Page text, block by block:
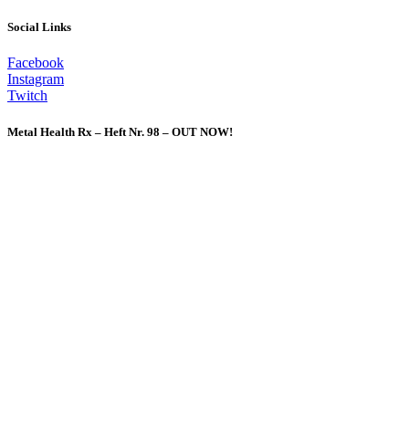
Social Links
Facebook
Instagram
Twitch
Metal Health Rx – Heft Nr. 98 – OUT NOW!